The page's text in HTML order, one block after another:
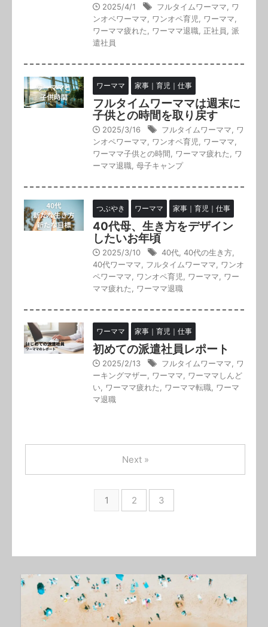
2025/4/1 フルタイムワーママ
ワ
ンオペワーママ
ワンオペ育児 ワーママ
ワーママ疲れた
ワーママ退職 正社員
派
遣社員
ワーママ 家事｜育児｜仕事
フルタイムワーママは週末に
子供との時間を取り戻す
2025/3/16 フルタイムワーママ
ワ
ンオペワーママ
ワンオペ育児 ワーママ
ワーママ子供との時間
ワーママ疲れた
ワ
ーママ退職 母子キャンプ
つぶやき ワーママ 家事｜育児｜仕事
40代母、生き方をデザイン
したいお年頃
2025/3/10 40代 40代の生き方
40代ワーママ
フルタイムワーママ
ワンオ
ペワーママ
ワンオペ育児 ワーママ
ワー
ママ疲れた
ワーママ退職
ワーママ 家事｜育児｜仕事
初めての派遣社員レポート
2025/2/13 フルタイムワーママ
ワ
ーキングマザー
ワーママ
ワーママしんど
い ワーママ疲れた ワーママ転職
ワーマ
マ退職
1 2 3
Next »